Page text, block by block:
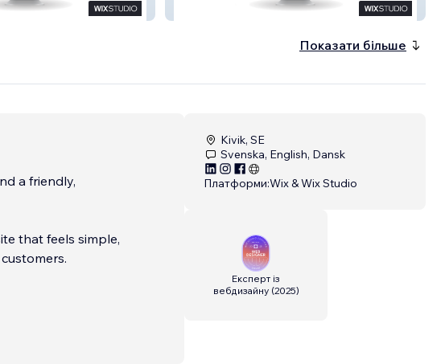
Mad Dance Palace
Показати більше
a friendly,
that feels simple,
Kivik, SE
Svenska, English, Dansk
Платформи:Wix & Wix Studio
Експерт із
вебдизайну(2025)